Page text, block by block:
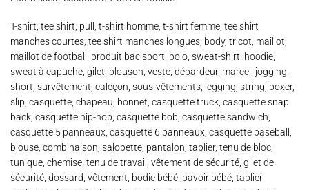
T-shirt, tee shirt, pull, t-shirt homme, t-shirt femme, tee shirt
manches courtes, tee shirt manches longues, body, tricot, maillot,
maillot de football, produit bac sport, polo, sweat-shirt, hoodie,
sweat à capuche, gilet, blouson, veste, débardeur, marcel, jogging,
short, survêtement, caleçon, sous-vêtements, legging, string, boxer,
slip, casquette, chapeau, bonnet, casquette truck, casquette snap
back, casquette hip-hop, casquette bob, casquette sandwich,
casquette 5 panneaux, casquette 6 panneaux, casquette baseball,
blouse, combinaison, salopette, pantalon, tablier, tenu de bloc,
tunique, chemise, tenu de travail, vêtement de sécurité, gilet de
sécurité, dossard, vêtement, bodie bébé, bavoir bébé, tablier